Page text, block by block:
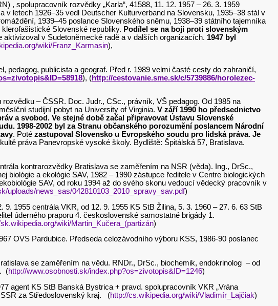
, spolupracovník rozvědky „Karla“, 41588, 11. 12. 1957 – 26. 3. 1959
letech 1926–35 vedl Deutscher Kulturverband na Slovensku, 1935–38 stál v
1939–45 poslance Slovenského sněmu, 1938–39 státního tajemníka
Slovenské republiky. Podílel se na boji proti slovenským
v Sudetoněmecké radě a v dalších organizacích. 1947 byl
wiki/Franz_Karmasin),
pedagog, publicista a geograf. Před r. 1989 velmi časté cesty do zahraničí,
), (http://cestovanie.sme.sk/c/5739886/horolezec-
– ČSSR. Doc. Judr., CSc., právník, VŠ pedagog. Od 1985 na
studijní pobyt na University of Virginia. V září 1990 ho předsednictvo
a svobod. Ve stejné době začal připravovat Ústavu Slovenské
1998-2002 byl za Stranu občanského porozumění poslancem Národní
. Poté zastupoval Slovensko u Evropského soudu pro lidská práva. Je
práva Panevropské vysoké školy. Bydliště: Špitálská 57, Bratislava.
kontrarozvědky Bratislava se zaměřením na NSR (věda). Ing., DrSc.,
a ekológie SAV, 1982 – 1990 zástupce ředitele v Centre biologických
SAV, od roku 1994 až do svého skonu vedoucí vědecký pracovník v
uploads/news_sas/042810103_2010_spravy_sav.pdf)
1955 centrála VKR, od 12. 9. 1955 KS StB Žilina, 5. 3. 1960 – 27. 6. 63 StB
úderného praporu 4. československé samostatné brigády 1.
sk.wikipedia.org/wiki/Martin_Kučera_(partizán)
OVS Pardubice. Předseda celozávodního výboru KSS, 1986-90 poslanec
se zaměřením na vědu. RNDr., DrSc., biochemik, endokrinolog – od
(http://www.osobnosti.sk/index.php?os=zivotopis&ID=1246)
agent KS StB Banská Bystrica + pravd. spolupracovník VKR „Vrána
za Středoslovenský kraj. (http://cs.wikipedia.org/wiki/Vladimír_Lajčiak)